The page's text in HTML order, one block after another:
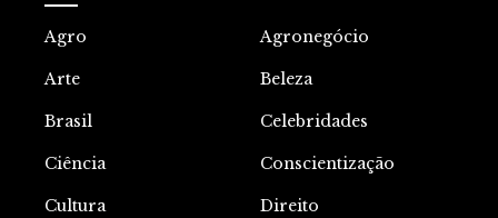
Agro Agronegócio
Arte Beleza
Brasil Celebridades
Ciência Conscientização
Cultura Direito